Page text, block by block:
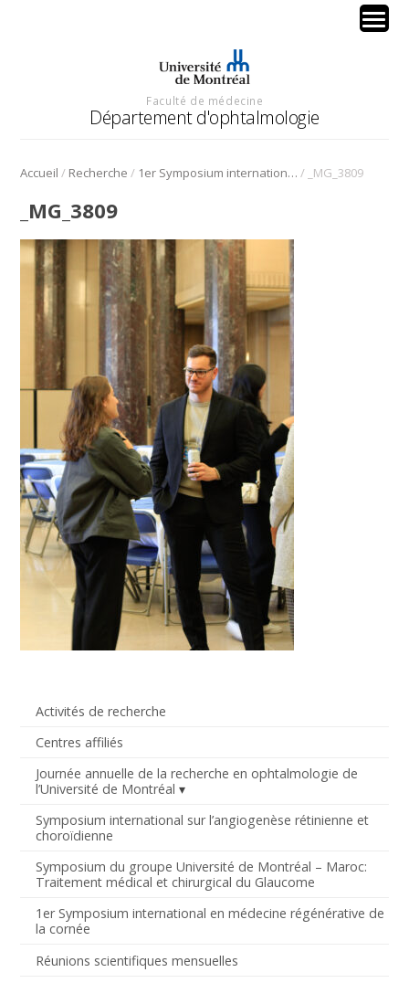
Faculté de médecine
Département d'ophtalmologie
Accueil / Recherche / 1er Symposium international en médecine régénérative de la cornée / _MG_3809
Activités de recherche
Centres affiliés
Journée annuelle de la recherche en ophtalmologie de
l’Université de Montréal
Symposium international sur l’angiogenèse rétinienne et
choroïdienne
Symposium du groupe Université de Montréal – Maroc:
Traitement médical et chirurgical du Glaucome
1er Symposium international en médecine régénérative de
la cornée
Réunions scientifiques mensuelles
_MG_3809